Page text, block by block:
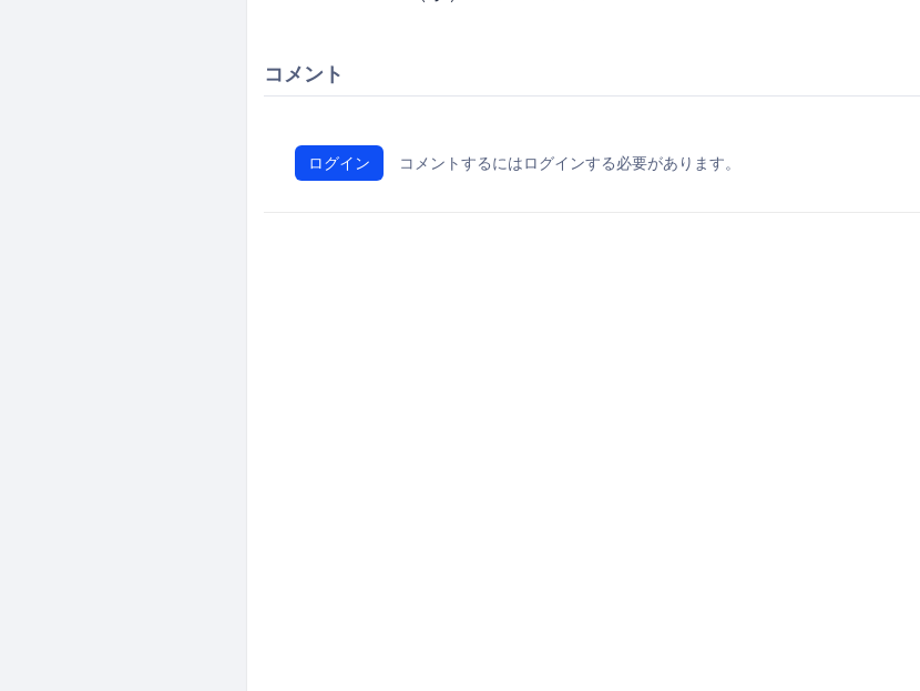
コメント
ログイン コメントするにはログインする必要があります。